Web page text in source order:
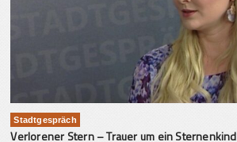
Stadtgespräch
Verlorener Stern – Trauer um ein Sternenkind